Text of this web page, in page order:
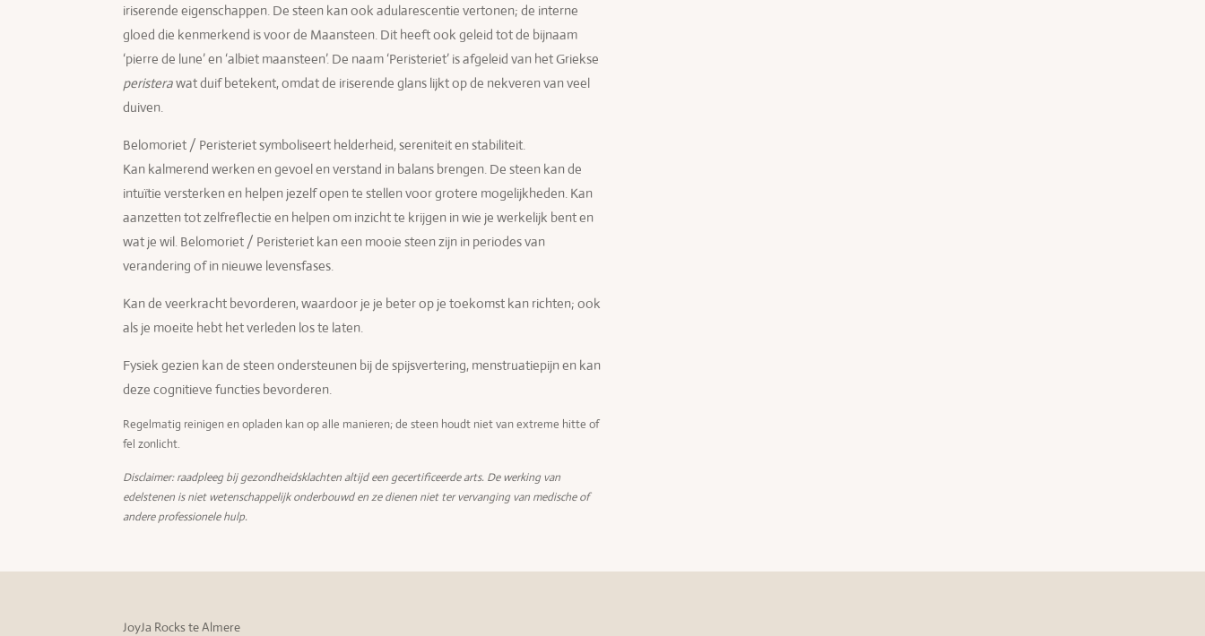
iriserende eigenschappen. De steen kan ook adularescentie vertonen; de interne
gloed die kenmerkend is voor de Maansteen. Dit heeft ook geleid tot de bijnaam
‘pierre de lune’ en ‘albiet maansteen’. De naam ‘Peristeriet’ is afgeleid van het Griekse
peristerawat duif betekent, omdat de iriserende glans lijkt op de nekveren van veel
duiven.
Belomoriet / Peristeriet symboliseert helderheid, sereniteit en stabiliteit.
Kan kalmerend werken en gevoel en verstand in balans brengen. De steen kan de
intuïtie versterken en helpen jezelf open te stellen voor grotere mogelijkheden. Kan
aanzetten tot zelfreflectie en helpen om inzicht te krijgen in wie je werkelijk bent en
wat je wil. Belomoriet / Peristeriet kan een mooie steen zijn in periodes van
verandering of in nieuwe levensfases.
Kan de veerkracht bevorderen, waardoor je je beter op je toekomst kan richten; ook
als je moeite hebt het verleden los te laten.
Fysiek gezien kan de steen ondersteunen bij de spijsvertering, menstruatiepijn en kan
deze cognitieve functies bevorderen.
Regelmatig reinigen en opladen kan op alle manieren; de steen houdt niet van extreme hitte of
fel zonlicht.
Disclaimer: raadpleeg bij gezondheidsklachten altijd een gecertificeerde arts. De werking van
edelstenen is niet wetenschappelijk onderbouwd en ze dienen niet ter vervanging van medische of
andere professionele hulp.
JoyJa Rocks te Almere